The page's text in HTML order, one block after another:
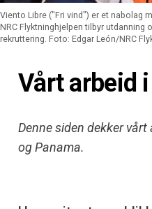
Viento Libre ("Fri vind") er et nabolag
NRC Flyktninghjelpen tilbyr
rekruttering. Foto: Edgar León/NRC
Vårt arbeid
Denne siden dekker
og Panama.